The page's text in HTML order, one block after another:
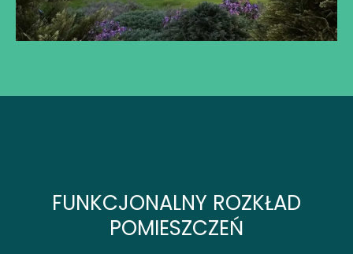
FUNKCJONALNY ROZKŁAD
POMIESZCZEŃ